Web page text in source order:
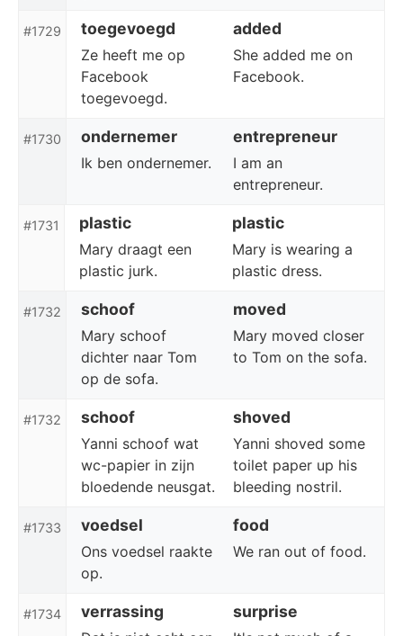
#1729 toegevoegd added
Ze heeft me op
Facebook
toegevoegd.
She added me on
Facebook.
#1730 ondernemer entrepreneur
Ik ben ondernemer.
I am an
entrepreneur.
#1731 plastic plastic
Mary draagt een
plastic jurk.
Mary is wearing a
plastic dress.
#1732 schoof moved
Mary schoof
dichter naar Tom
op de sofa.
Mary moved closer
to Tom on the sofa.
#1732 schoof shoved
Yanni schoof wat
wc-papier in zijn
bloedende neusgat.
Yanni shoved some
toilet paper up his
bleeding nostril.
#1733 voedsel food
Ons voedsel raakte
op.
We ran out of food.
#1734 verrassing surprise